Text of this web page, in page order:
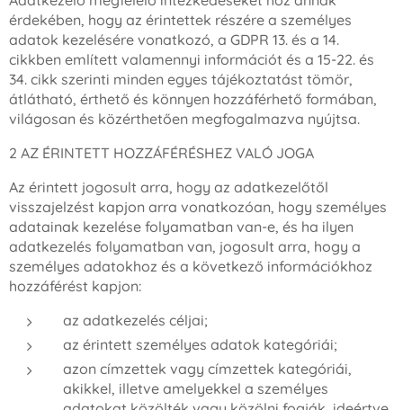
érdekében, hogy az érintettek részére a személyes
adatok kezelésére vonatkozó, a GDPR 13. és a 14.
cikkben említett valamennyi információt és a 15-22. és
34. cikk szerinti minden egyes tájékoztatást tömör,
átlátható, érthető és könnyen hozzáférhető formában,
világosan és közérthetően megfogalmazva nyújtsa.
2 AZ ÉRINTETT HOZZÁFÉRÉSHEZ VALÓ JOGA
Az érintett jogosult arra, hogy az adatkezelőtől
visszajelzést kapjon arra vonatkozóan, hogy személyes
adatainak kezelése folyamatban van-e, és ha ilyen
adatkezelés folyamatban van, jogosult arra, hogy a
személyes adatokhoz és a következő információkhoz
hozzáférést kapjon:
az adatkezelés céljai;
az érintett személyes adatok kategóriái;
azon címzettek vagy címzettek kategóriái,
akikkel, illetve amelyekkel a személyes